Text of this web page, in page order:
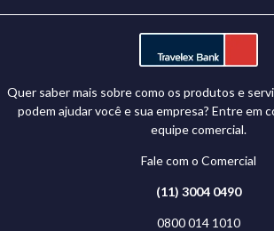
Quer saber mais sobre como os produtos e
podem ajudar você e sua empresa? Entre em
equipe comercial.
Fale com o Comercial
(11) 3004 0490
0800 014 1010